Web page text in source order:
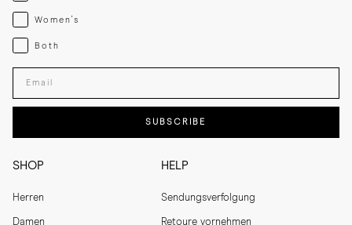
SHOP
Herren
Damen
HELP
Sendungsverfolgung
Retoure vornehmen
Womenswear
Women's
Both
Both
Enter your email adress
SUBSCRIBE